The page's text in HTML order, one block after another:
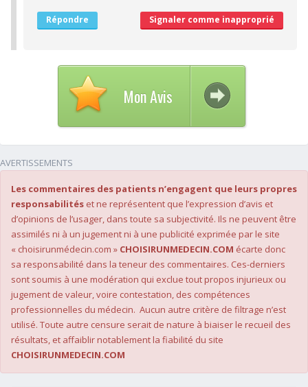
10/10 Agréabilité des locaux
Répondre Signaler comme inapproprié
Mon Avis
AVERTISSEMENTS
Les commentaires des patients n’engagent que leurs propres
responsabilités et ne représentent que l’expression d’avis et
d’opinions de l’usager, dans toute sa subjectivité. Ils ne peuvent être
assimilés ni à un jugement ni à une publicité exprimée par le site
« choisirunmédecin.com » CHOISIRUNMEDECIN.COM écarte donc
sa responsabilité dans la teneur des commentaires. Ces-derniers
sont soumis à une modération qui exclue tout propos injurieux ou
jugement de valeur, voire contestation, des compétences
professionnelles du médecin. Aucun autre critère de filtrage n’est
utilisé. Toute autre censure serait de nature à biaiser le recueil des
résultats, et affaiblir notablement la fiabilité du site
CHOISIRUNMEDECIN.COM